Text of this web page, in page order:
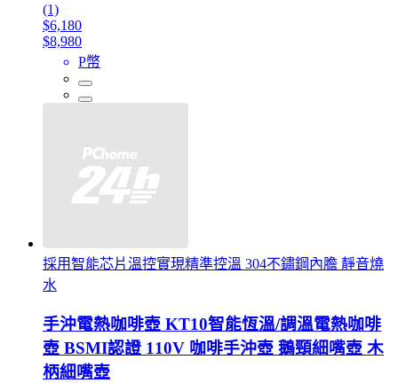
(1)
$6,180
$8,980
P幣
採用智能芯片溫控實現精準控溫 304不鏽鋼內膽 靜音燒
水
手沖電熱咖啡壺 KT10智能恆溫/調溫電熱咖啡
壺 BSMI認證 110V 咖啡手沖壺 鵝頸細嘴壺 木
柄細嘴壺